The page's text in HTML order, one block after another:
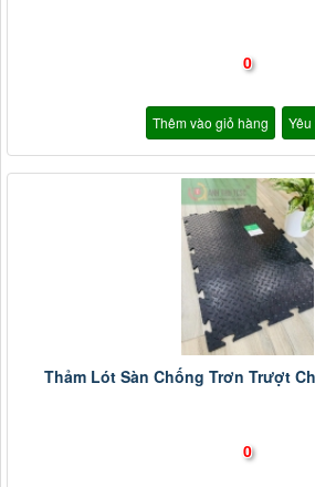
0
Thêm vào giỏ hàng Yêu
Thảm Lót Sàn Chống Trơn Trượt
0